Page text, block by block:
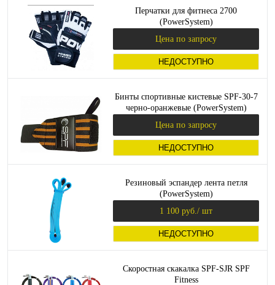
Перчатки для фитнеса 2700
(PowerSystem)
Цена по запросу
НЕДОСТУПНО
Бинты спортивные кистевые SPF-30-7
черно-оранжевые (PowerSystem)
Цена по запросу
НЕДОСТУПНО
Резиновый эспандер лента петля
(PowerSystem)
1 100 руб. / шт
НЕДОСТУПНО
Скоростная скакалка SPF-SJR SPF
Fitness